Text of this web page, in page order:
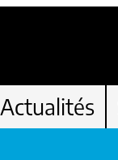
Actualités